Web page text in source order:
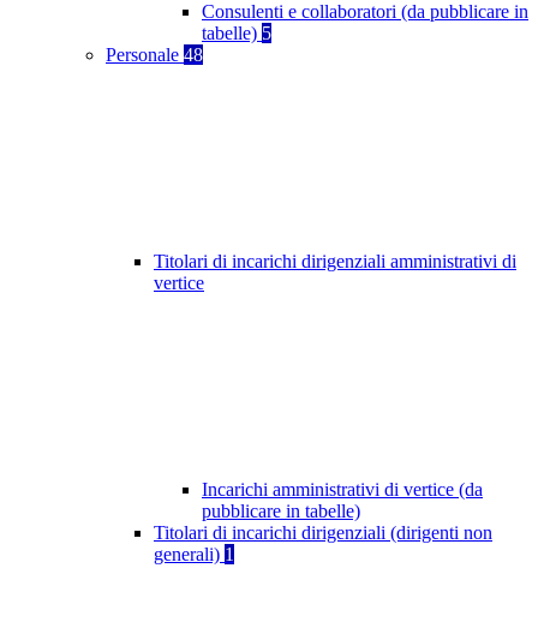
Consulenti e collaboratori (da pubblicare in
tabelle) 5
Personale 48
Titolari di incarichi dirigenziali amministrativi di
vertice
Incarichi amministrativi di vertice (da
pubblicare in tabelle)
Titolari di incarichi dirigenziali (dirigenti non
generali) 1